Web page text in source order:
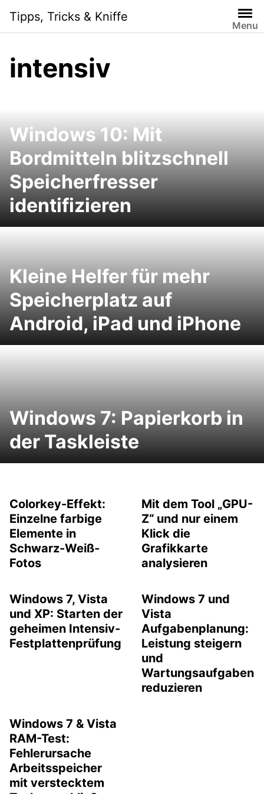
content
Tipps, Tricks & Kniffe
Menu
intensiv
Windows 10: Mit
Bordmitteln blitzschnell
Speicherfresser
identifizieren
Kleine Helfer für mehr
Speicherplatz auf
Android, iPad und iPhone
Windows 7: Papierkorb in
der Taskleiste
Colorkey-Effekt:
Einzelne farbige
Elemente in
Schwarz-Weiß-
Fotos
Mit dem Tool „GPU-
Z“ und nur einem
Klick die
Grafikkarte
analysieren
Windows 7, Vista
und XP: Starten der
geheimen Intensiv-
Festplattenprüfung
Windows 7 und
Vista
Aufgabenplanung:
Leistung steigern
und
Wartungsaufgaben
reduzieren
Windows 7 & Vista
RAM-Test:
Fehlerursache
Arbeitsspeicher
mit verstecktem